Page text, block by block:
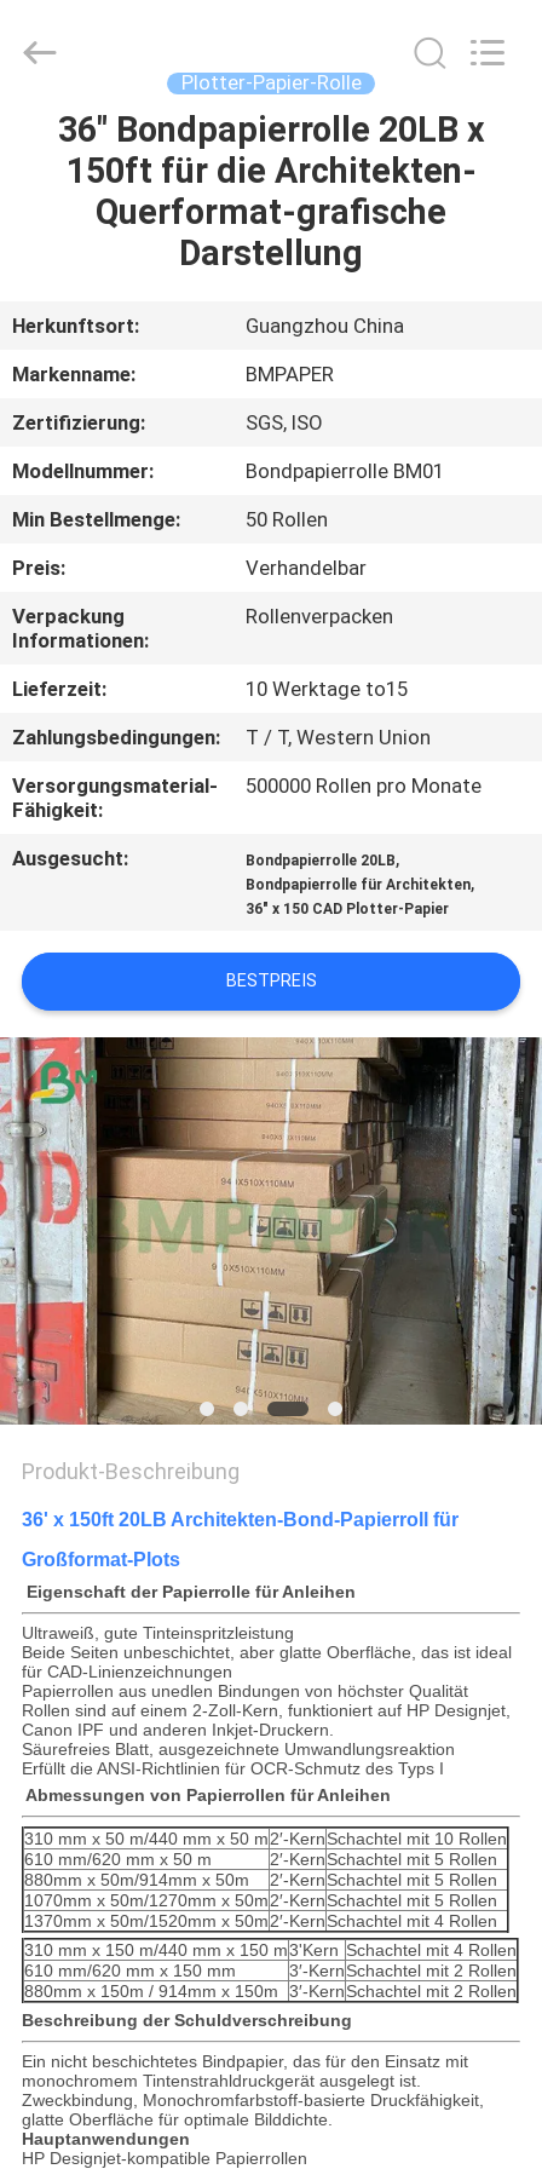
HAUSE
ÜBER
UNS
WERKSBESICHTIGUNG
QUALITÄTSKONTROLLE
KONTAKT
MIT
UNS
NEUIGKEITEN
RECHTSSACHEN
DATENSCHUTZRICHTLINIE
CO.,LTD.
Plotter-Papier-Rolle
36" Bondpapierrolle 20LB x
150ft für die Architekten-
Querformat-grafische
Darstellung
Herkunftsort:
Guangzhou China
Markenname:
BMPAPER
Zertifizierung:
SGS, ISO
Modellnummer:
Bondpapierrolle BM01
Min Bestellmenge:
50 Rollen
Preis:
Verhandelbar
Verpackung
Informationen:
Rollenverpacken
Lieferzeit:
10 Werktage to15
Zahlungsbedingungen:
T / T, Western Union
Versorgungsmaterial-
Fähigkeit:
500000 Rollen pro Monate
Ausgesucht: Bondpapierrolle 20LB,
Bondpapierrolle für Architekten,
36" x 150 CAD Plotter-Papier
BESTPREIS
Produkt-Beschreibung
36' x 150ft 20LB Architekten-Bond-Papierroll für
Großformat-Plots
️ Eigenschaft der Papierrolle für Anleihen
Ultraweiß, gute Tinteinspritzleistung
Beide Seiten unbeschichtet, aber glatte Oberfläche, das ist ideal
für CAD-Linienzeichnungen
Papierrollen aus unedlen Bindungen von höchster Qualität
Rollen sind auf einem 2-Zoll-Kern, funktioniert auf HP Designjet,
Canon IPF und anderen Inkjet-Druckern.
Säurefreies Blatt, ausgezeichnete Umwandlungsreaktion
Erfüllt die ANSI-Richtlinien für OCR-Schmutz des Typs I
️ Abmessungen von Papierrollen für Anleihen
310 mm x 50 m/440 mm x 50 m2′-KernSchachtel mit 10 Rollen
610 mm/620 mm x 50 m
2′-KernSchachtel mit 5 Rollen
880mm x 50m/914mm x 50m
2′-KernSchachtel mit 5 Rollen
1070mm x 50m/1270mm x 50m2′-KernSchachtel mit 5 Rollen
1370mm x 50m/1520mm x 50m2′-KernSchachtel mit 4 Rollen
310 mm x 150 m/440 mm x 150 m3'Kern Schachtel mit 4 Rollen
610 mm/620 mm x 150 mm
3′-KernSchachtel mit 2 Rollen
880mm x 150m / 914mm x 150m
3′-KernSchachtel mit 2 Rollen
Beschreibung der Schuldverschreibung
Ein nicht beschichtetes Bindpapier, das für den Einsatz mit
monochromem Tintenstrahldruckgerät ausgelegt ist.
Zweckbindung, Monochromfarbstoff-basierte Druckfähigkeit,
glatte Oberfläche für optimale Bilddichte.
Hauptanwendungen
HP Designjet-kompatible Papierrollen